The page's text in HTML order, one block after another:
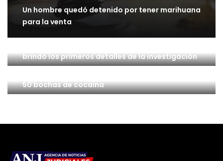
Un hombre quedó detenido por tener marihuana
para la venta
brindó los primeros detalles de la investigación
50 bochas de cocaína